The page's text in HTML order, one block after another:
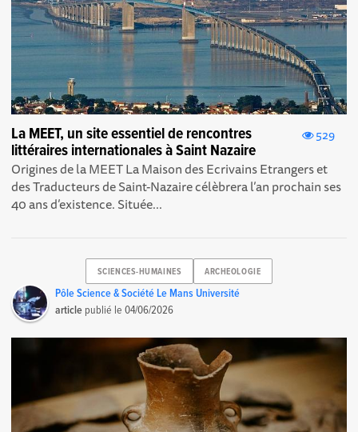
529
La MEET, un site essentiel de rencontres
littéraires internationales à Saint Nazaire
Origines de la MEET La Maison des Ecrivains Etrangers et
des Traducteurs de Saint-Nazaire célèbrera l’an prochain ses
40 ans d’existence. Située...
SCIENCES-HUMAINES ARCHEOLOGIE
Pôle Science & Société Le Mans Université
article publié le04/06/2026